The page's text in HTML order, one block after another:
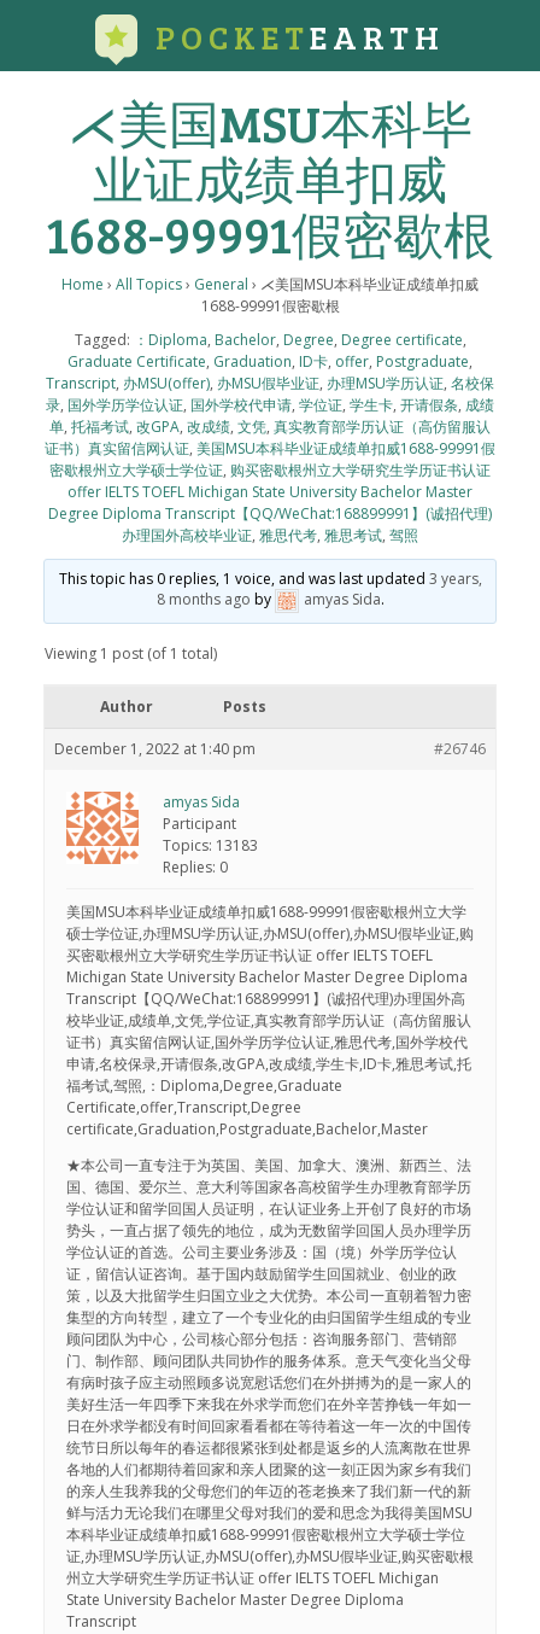
POCKETEARTH
⋌美国MSU本科毕
业证成绩单扣威
1688-99991假密歇根
Home › All Topics› General › ⋌美国MSU本科毕业证成绩单扣威
1688-99991假密歇根
Tagged: ：Diploma, Bachelor, Degree, Degree certificate,
Graduate Certificate, Graduation, ID卡, offer, Postgraduate,
Transcript, 办MSU(offer), 办MSU假毕业证, 办理MSU学历认证, 名校保
录, 国外学历学位认证, 国外学校代申请, 学位证, 学生卡, 开请假条, 成绩
单, 托福考试, 改GPA, 改成绩, 文凭, 真实教育部学历认证（高仿留服认
证书）真实留信网认证, 美国MSU本科毕业证成绩单扣威1688-99991假
密歇根州立大学硕士学位证, 购买密歇根州立大学研究生学历证书认证
offer IELTS TOEFL Michigan State University Bachelor Master
Degree Diploma Transcript【QQ/WeChat:168899991】(诚招代理)
办理国外高校毕业证, 雅思代考, 雅思考试, 驾照
This topic has 0 replies, 1 voice, and was last updated 3 years,
8 months ago by amyas Sida.
Viewing 1 post (of 1 total)
Author Posts
December 1, 2022 at 1:40 pm #26746
amyas Sida
Participant
Topics: 13183
Replies: 0
美国MSU本科毕业证成绩单扣威1688-99991假密歇根州立大学
硕士学位证,办理MSU学历认证,办MSU(offer),办MSU假毕业证,购
买密歇根州立大学研究生学历证书认证 offer IELTS TOEFL
Michigan State University Bachelor Master Degree Diploma
Transcript【QQ/WeChat:168899991】(诚招代理)办理国外高
校毕业证,成绩单,文凭,学位证,真实教育部学历认证（高仿留服认
证书）真实留信网认证,国外学历学位认证,雅思代考,国外学校代
申请,名校保录,开请假条,改GPA,改成绩,学生卡,ID卡,雅思考试,托
福考试,驾照,：Diploma,Degree,Graduate
Certificate,offer,Transcript,Degree
certificate,Graduation,Postgraduate,Bachelor,Master
★本公司一直专注于为英国、美国、加拿大、澳洲、新西兰、法
国、德国、爱尔兰、意大利等国家各高校留学生办理教育部学历
学位认证和留学回国人员证明，在认证业务上开创了良好的市场
势头，一直占据了领先的地位，成为无数留学回国人员办理学历
学位认证的首选。公司主要业务涉及：国（境）外学历学位认
证，留信认证咨询。基于国内鼓励留学生回国就业、创业的政
策，以及大批留学生归国立业之大优势。本公司一直朝着智力密
集型的方向转型，建立了一个专业化的由归国留学生组成的专业
顾问团队为中心，公司核心部分包括：咨询服务部门、营销部
门、制作部、顾问团队共同协作的服务体系。意天气变化当父母
有病时孩子应主动照顾多说宽慰话您们在外拼搏为的是一家人的
美好生活一年四季下来我在外求学而您们在外辛苦挣钱一年如一
日在外求学都没有时间回家看看都在等待着这一年一次的中国传
统节日所以每年的春运都很紧张到处都是返乡的人流离散在世界
各地的人们都期待着回家和亲人团聚的这一刻正因为家乡有我们
的亲人生我养我的父母您们的年迈的苍老换来了我们新一代的新
鲜与活力无论我们在哪里父母对我们的爱和思念为我得美国MSU
本科毕业证成绩单扣威1688-99991假密歇根州立大学硕士学位
证,办理MSU学历认证,办MSU(offer),办MSU假毕业证,购买密歇根
州立大学研究生学历证书认证 offer IELTS TOEFL Michigan
State University Bachelor Master Degree Diploma
Transcript